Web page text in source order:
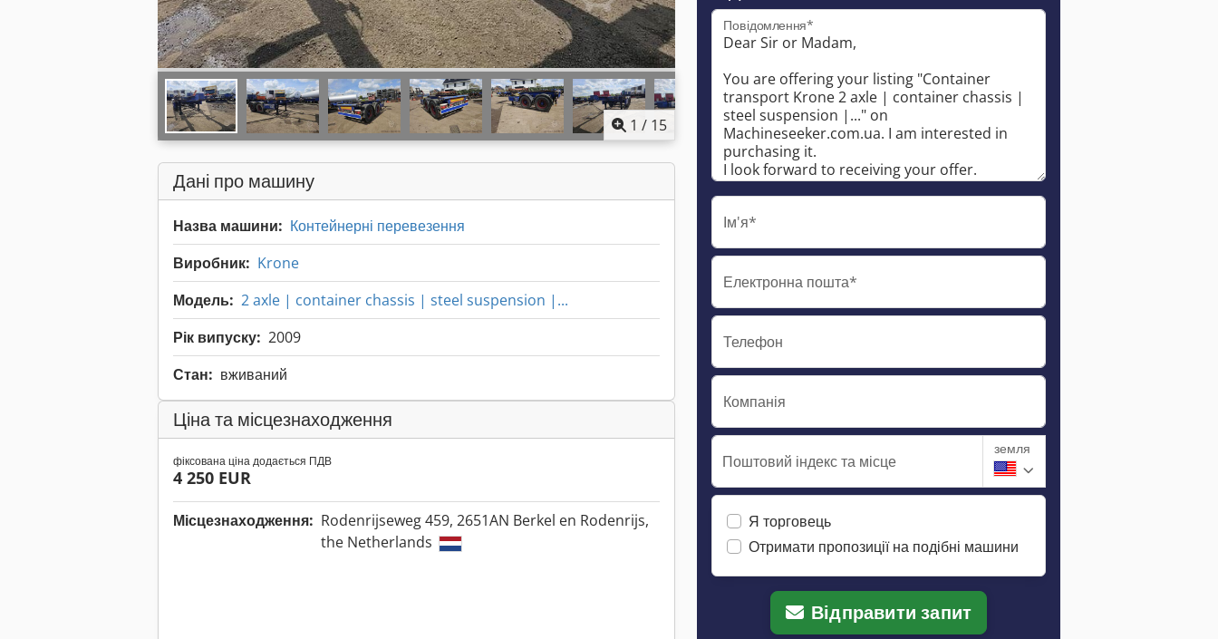
1 / 15
Дані про машину
Назва машини: Контейнерні перевезення
Виробник: Krone
Модель: 2 axle | container chassis | steel suspension |...
Рік випуску: 2009
Стан: вживаний
Ціна та місцезнаходження
фіксована ціна додається ПДВ
4 250 EUR
Місцезнаходження: Rodenrijseweg 459, 2651AN Berkel en Rodenrijs,
the Netherlands
Повідомлення*
Ім'я*
Електронна пошта*
Телефон
Компанія
Поштовий індекс та місце
земля
Я торговець
Отримати пропозиції на подібні машини
Відправити запит